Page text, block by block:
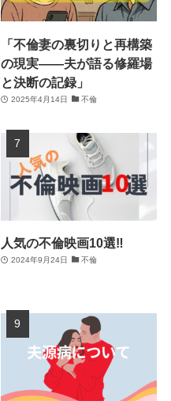
「不倫妻の裏切りと再構築
の現実――夫が語る修羅場
と決断の記録」
2025年4月14日 不倫
人気の不倫映画10選‼
2024年9月24日 不倫